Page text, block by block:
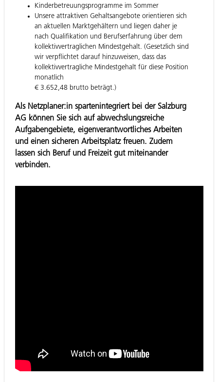
Kinderbetreuungsprogramme im Sommer
Unsere attraktiven Gehaltsangebote orientieren sich
an aktuellen Marktgehältern und liegen daher je
nach Qualifikation und Berufserfahrung über dem
kollektivvertraglichen Mindestgehalt. (Gesetzlich sind
wir verpflichtet darauf hinzuweisen, dass das
kollektivvertragliche Mindestgehalt für diese Position
monatlich
€ 3.652,48 brutto beträgt.)
Als Netzplaner:in spartenintegriert bei der Salzburg
AG können Sie sich auf abwechslungsreiche
Aufgabengebiete, eigenverantwortliches Arbeiten
und einen sicheren Arbeitsplatz freuen. Zudem
lassen sich Beruf und Freizeit gut miteinander
verbinden.